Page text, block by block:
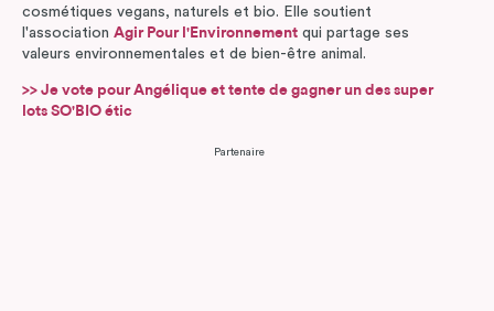
cosmétiques vegans, naturels et bio. Elle soutient
l'association Agir Pour l'Environnement qui partage ses
valeurs environnementales et de bien-être animal.
>> Je vote pour Angélique et tente de gagner un des super
lots SO'BIO étic
Partenaire